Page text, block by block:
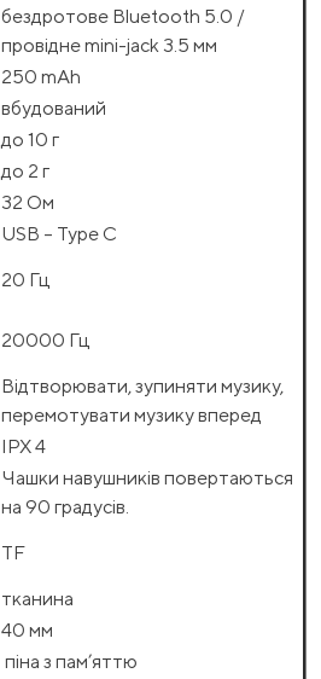
бездротове Bluetooth 5.0 /
провідне mini-jack 3.5 мм
250 mAh
вбудований
до 10 г
до 2 г
32 Ом
USB – Type C
20 Гц
20000 Гц
Відтворювати, зупиняти музику,
перемотувати музику вперед
IPX 4
Чашки навушників повертаються
на 90 градусів.
TF
тканина
40 мм
піна з пам’яттю